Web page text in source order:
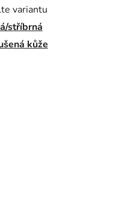
variantu
stříbrná
kůže